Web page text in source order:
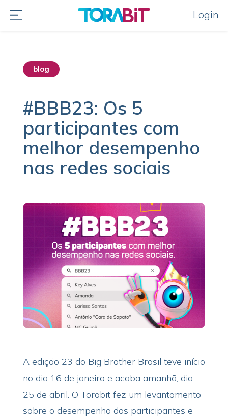
Login
blog
#BBB23: Os 5
participantes com
melhor desempenho
nas redes sociais
A edição 23 do Big Brother Brasil teve início
no dia 16 de janeiro e acaba amanhã, dia
25 de abril. O Torabit fez um levantamento
sobre o desempenho dos participantes e